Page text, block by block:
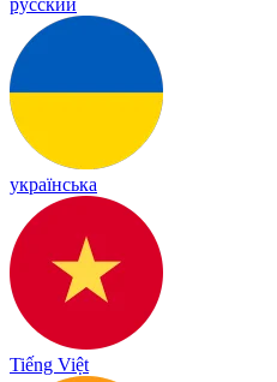
русский
українська
Tiếng Việt